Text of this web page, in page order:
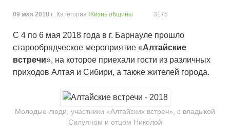
09 мая 2018 г. Категория Жизнь общины 3175
С 4 по 6 мая 2018 года в г. Барнауле прошло
старообрядческое мероприятие «Алтайские
встречи», на которое приехали гости из различных
приходов Алтая и Сибири, а также жителей города.
Молодые люди, участники «Алтайских встреч», с владыкой
Силуяном и отцом Николой